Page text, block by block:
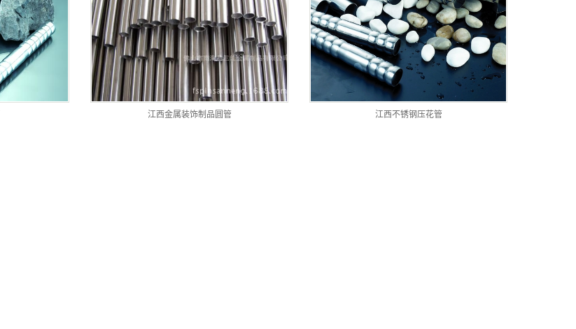
江西金属装饰制品圆管 江西不锈钢压花管